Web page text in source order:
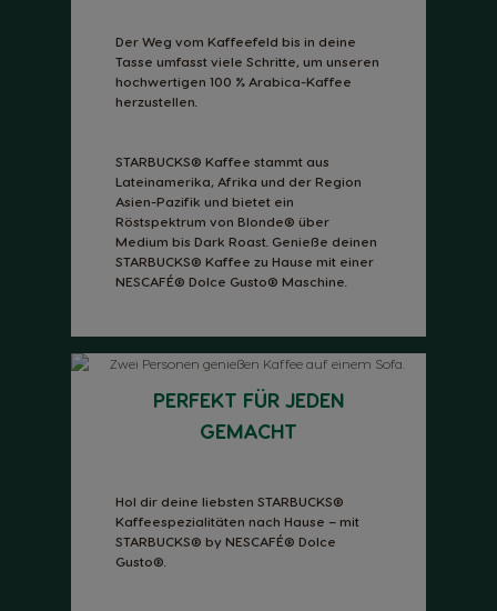
Der Weg vom Kaffeefeld bis in deine
Tasse umfasst viele Schritte, um unseren
hochwertigen 100 % Arabica-Kaffee
herzustellen.
STARBUCKS® Kaffee stammt aus
Lateinamerika, Afrika und der Region
Asien-Pazifik und bietet ein
Röstspektrum von Blonde® über
Medium bis Dark Roast. Genieße deinen
STARBUCKS® Kaffee zu Hause mit einer
NESCAFÉ® Dolce Gusto® Maschine.
PERFEKT FÜR JEDEN
GEMACHT
Hol dir deine liebsten STARBUCKS®
Kaffeespezialitäten nach Hause – mit
STARBUCKS® by NESCAFÉ® Dolce
Gusto®.